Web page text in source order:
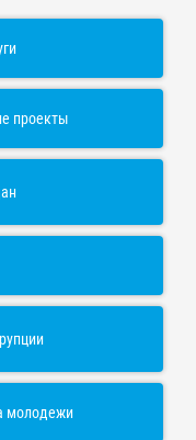
проекты
молодежи